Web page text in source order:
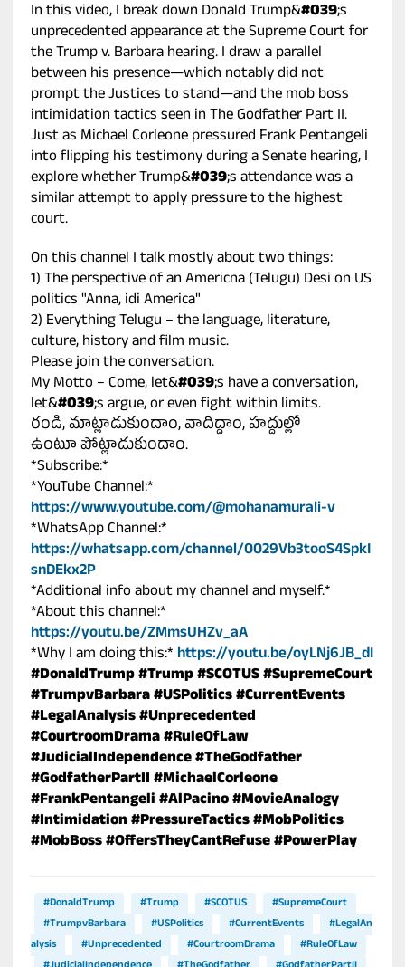
In this video, I break down Donald Trump&#039;s
unprecedented appearance at the Supreme Court for
the Trump v. Barbara hearing. I draw a parallel
between his presence—which notably did not
prompt the Justices to stand—and the mob boss
intimidation tactics seen in The Godfather Part II.
Just as Michael Corleone pressured Frank Pentangeli
into flipping his testimony during a Senate hearing, I
explore whether Trump&#039;s attendance was a
similar attempt to apply pressure to the highest
court.
On this channel I talk mostly about two things:
1) The perspective of an Americna (Telugu) Desi on US
politics "Anna, idi America"
2) Everything Telugu – the language, literature,
culture, history and film music.
Please join the conversation.
My Motto – Come, let&#039;s have a conversation,
let&#039;s argue, or even fight within limits.
రండి, మాట్లాడుకుందాం, వాదిద్దాం, హద్దుల్లో
ఉంటూ పోట్లాడుకుందాం.
*Subscribe:*
*YouTube Channel:*
https://www.youtube.com/@mohanamurali-v
*WhatsApp Channel:*
https://whatsapp.com/channel/0029Vb3tooS4SpkI
snDEkx2P
*Additional info about my channel and myself.*
*About this channel:*
https://youtu.be/ZMmsUHZv_aA
*Why I am doing this:* https://youtu.be/oyLNj6JB_dI
#DonaldTrump#Trump#SCOTUS#SupremeCourt
#TrumpvBarbara#USPolitics#CurrentEvents
#LegalAnalysis#Unprecedented
#CourtroomDrama#RuleOfLaw
#JudicialIndependence#TheGodfather
#GodfatherPartII #MichaelCorleone
#FrankPentangeli #AlPacino#MovieAnalogy
#Intimidation#PressureTactics#MobPolitics
#MobBoss#OffersTheyCantRefuse#PowerPlay
#DonaldTrump #Trump #SCOTUS
#SupremeCourt
#TrumpvBarbara
#USPolitics #CurrentEvents
#LegalAn
alysis
#Unprecedented #CourtroomDrama
#RuleOfLaw